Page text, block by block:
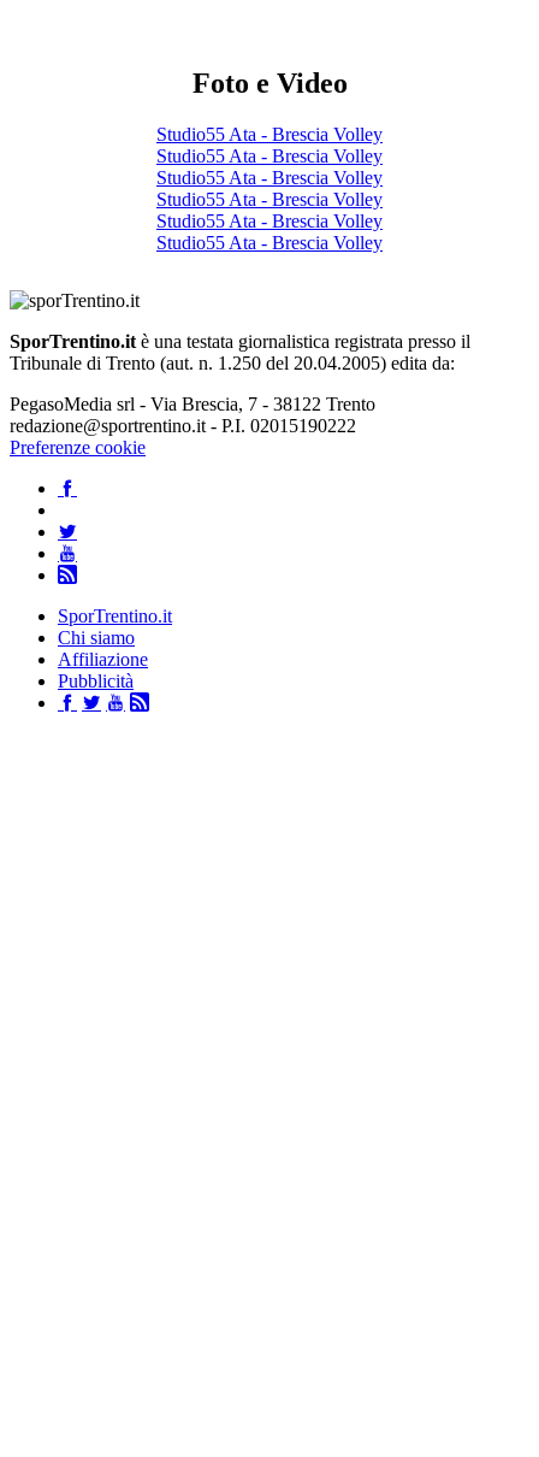
Foto e Video
Studio55 Ata - Brescia Volley
Studio55 Ata - Brescia Volley
Studio55 Ata - Brescia Volley
Studio55 Ata - Brescia Volley
Studio55 Ata - Brescia Volley
Studio55 Ata - Brescia Volley
SporTrentino.it è una testata giornalistica registrata presso il
Tribunale di Trento (aut. n. 1.250 del 20.04.2005) edita da:
PegasoMedia srl - Via Brescia, 7 - 38122 Trento
redazione@sportrentino.it - P.I. 02015190222
Preferenze cookie
SporTrentino.it
Chi siamo
Affiliazione
Pubblicità